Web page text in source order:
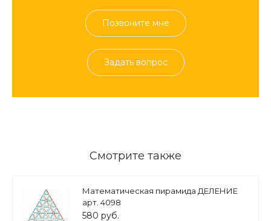
Позвоните мне
Задать вопрос
Смотрите также
Математическая пирамида ДЕЛЕНИЕ
арт. 4098
580 руб.